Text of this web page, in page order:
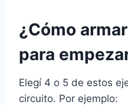
¿Cómo
para
Elegí 4 o 5 de estos
circuito. Por ejemplo: